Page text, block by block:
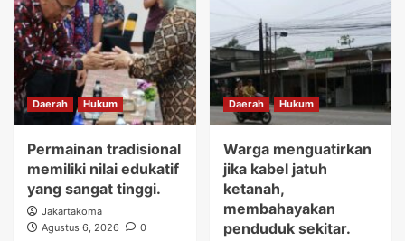
Daerah Hukum
Permainan tradisional
memiliki nilai edukatif
yang sangat tinggi.
Jakartakoma
Agustus 6, 2026
0
Daerah Hukum
Warga menguatirkan
jika kabel jatuh
ketanah,
membahayakan
penduduk sekitar.